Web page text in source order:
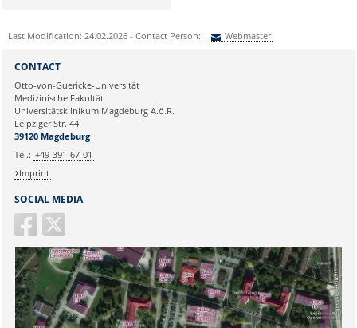
Last Modification: 24.02.2026 - Contact Person: Webmaster
Ihre E-Mailadresse:
Ihr Anliegen:
SOCIAL MEDIA
CONTACT
Otto-von-Guericke-Universität
Medizinische Fakultät
Universitätsklinikum Magdeburg A.ö.R.
Leipziger Str. 44
39120 Magdeburg
Tel.: +49-391-67-01
Imprint